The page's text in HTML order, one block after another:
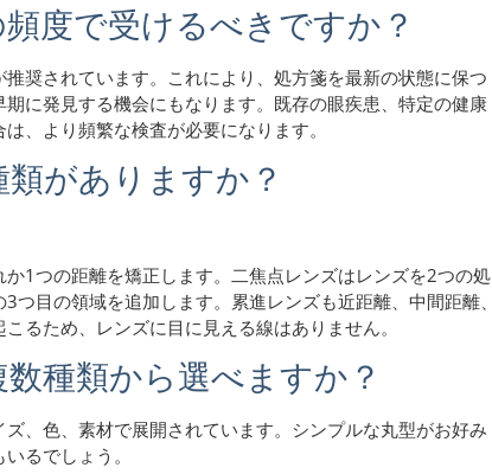
度で受けるべきですか？
奨されています。これにより、処方箋を最新の状態に保つ
に発見する機会にもなります。既存の眼疾患、特定の健康
、より頻繁な検査が必要になります。
がありますか？
1つの距離を矯正します。二焦点レンズはレンズを2つの処
目の領域を追加します。累進レンズも近距離、中間距離、
るため、レンズに目に見える線はありません。
種類から選べますか？
、色、素材で展開されています。シンプルな丸型がお好み
るでしょう。